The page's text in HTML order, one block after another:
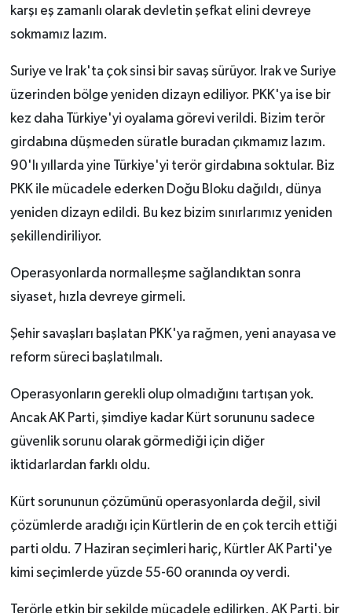
karşı eş zamanlı olarak devletin şefkat elini devreye
sokmamız lazım.
Suriye ve Irak'ta çok sinsi bir savaş sürüyor. Irak ve Suriye
üzerinden bölge yeniden dizayn ediliyor. PKK'ya ise bir
kez daha Türkiye'yi oyalama görevi verildi. Bizim terör
girdabına düşmeden süratle buradan çıkmamız lazım.
90'lı yıllarda yine Türkiye'yi terör girdabına soktular. Biz
PKK ile mücadele ederken Doğu Bloku dağıldı, dünya
yeniden dizayn edildi. Bu kez bizim sınırlarımız yeniden
şekillendiriliyor.
Operasyonlarda normalleşme sağlandıktan sonra
siyaset, hızla devreye girmeli.
Şehir savaşları başlatan PKK'ya rağmen, yeni anayasa ve
reform süreci başlatılmalı.
Operasyonların gerekli olup olmadığını tartışan yok.
Ancak AK Parti, şimdiye kadar Kürt sorununu sadece
güvenlik sorunu olarak görmediği için diğer
iktidarlardan farklı oldu.
Kürt sorununun çözümünü operasyonlarda değil, sivil
çözümlerde aradığı için Kürtlerin de en çok tercih ettiği
parti oldu. 7 Haziran seçimleri hariç, Kürtler AK Parti'ye
kimi seçimlerde yüzde 55-60 oranında oy verdi.
Terörle etkin bir şekilde mücadele edilirken, AK Parti, bir